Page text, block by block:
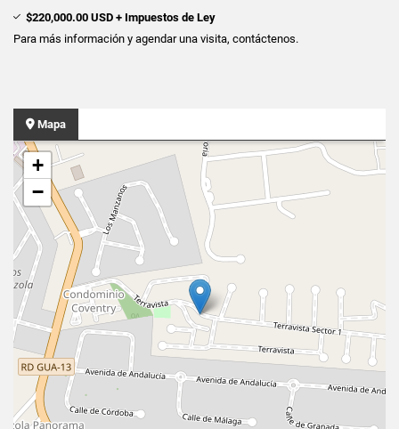
$220,000.00 USD + Impuestos de Ley
Para más información y agendar una visita, contáctenos.
Mapa
+
−